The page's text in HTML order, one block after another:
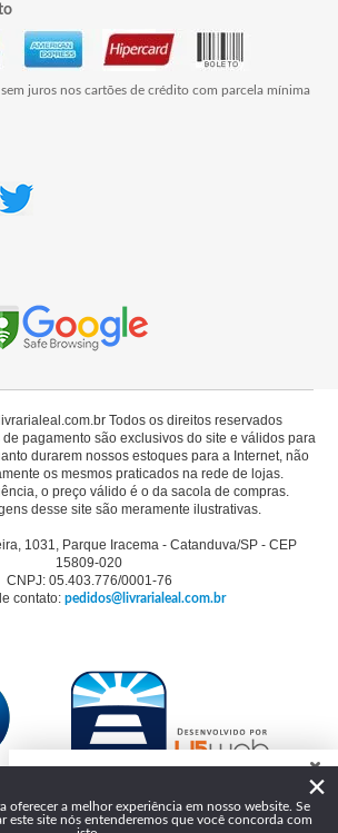
juros nos cartões de crédito com parcela mínima
Todos os direitos reservados
pagamento são exclusivos do site e válidos para
durarem nossos estoques para a Internet, não
os mesmos praticados na rede de lojas.
o preço válido é o da sacola de compras.
desse site são meramente ilustrativas.
1031, Parque Iracema - Catanduva/SP - CEP
15809-020
CNPJ: 05.403.776/0001-76
contato: pedidos@livrarialeal.com.br
×
oferecer a melhor experiência em nosso website. Se
este site nós entenderemos que você concorda com
Como podemos te ajudar?
Olá, seja bem-vindo à Livraria Leal!